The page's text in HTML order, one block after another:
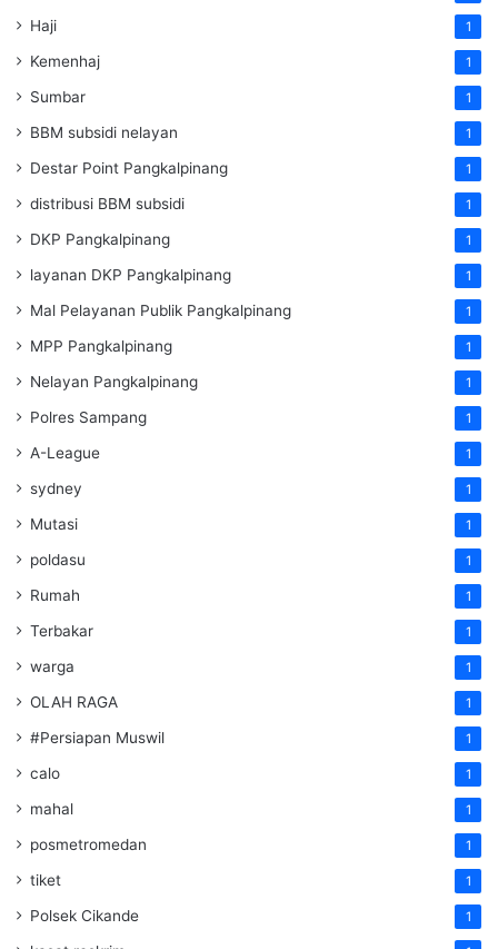
Haji 1
Kemenhaj 1
Sumbar 1
BBM subsidi nelayan 1
Destar Point Pangkalpinang 1
distribusi BBM subsidi 1
DKP Pangkalpinang 1
layanan DKP Pangkalpinang 1
Mal Pelayanan Publik Pangkalpinang 1
MPP Pangkalpinang 1
Nelayan Pangkalpinang 1
Polres Sampang 1
A-League 1
sydney 1
Mutasi 1
poldasu 1
Rumah 1
Terbakar 1
warga 1
OLAH RAGA 1
#Persiapan Muswil 1
calo 1
mahal 1
posmetromedan 1
tiket 1
Polsek Cikande 1